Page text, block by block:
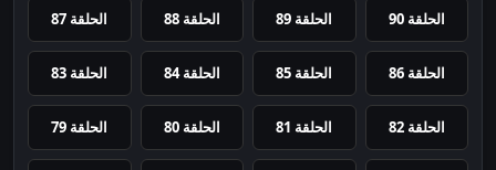
الحلقة 90 الحلقة 89 الحلقة 88 الحلقة 87
الحلقة 86 الحلقة 85 الحلقة 84 الحلقة 83
الحلقة 82 الحلقة 81 الحلقة 80 الحلقة 79